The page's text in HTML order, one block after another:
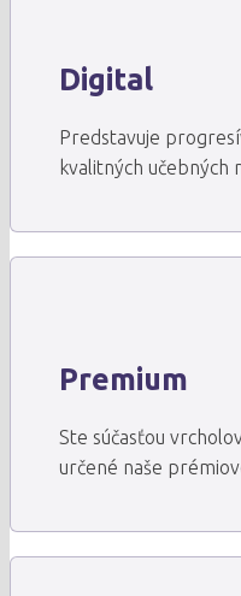
Digital
Predstavuje
kvalitných učebných
Premium
Ste súčasťou
určené naše